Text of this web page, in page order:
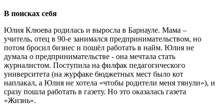
В поисках себя
Юлия Клюева родилась и выросла в Барнауле. Мама –
учитель, отец в 90-е занимался предпринимательством, но
потом бросил бизнес и пошёл работать в найм. Юлия не
думала о предпринимательстве - она мечтала стать
журналистом. Поступила на филфак педагогического
университета (на журфаке бюджетных мест было кот
наплакал, а Юлия не хотела «чтобы родители меня тянули»), и
сразу пошла работать в газету. Но это оказалась газета
«Жизнь».